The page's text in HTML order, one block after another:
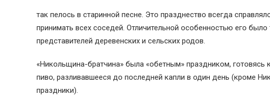
так пелось в старинной песне. Это празднество всегда
принимать всех соседей. Отличительной особенностью его
представителей деревенских и сельских родов.
«Никольщина-братчина» была «обетным» праздником, готовясь
пиво, разливавшееся до последней капли в один день (кроме
праздники).